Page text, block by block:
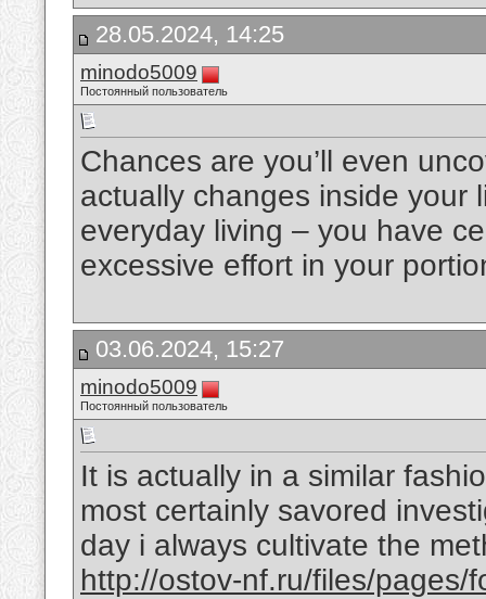
28.05.2024, 14:25
minodo5009
Постоянный пользователь
Chances are you’ll even
actually changes inside your
everyday living – you have
excessive effort in your
03.06.2024, 15:27
minodo5009
Постоянный пользователь
It is actually in a similar
most certainly savored
day i always cultivate the
http://ostov-nf.ru/files/pages/